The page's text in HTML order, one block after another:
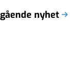
nyhet